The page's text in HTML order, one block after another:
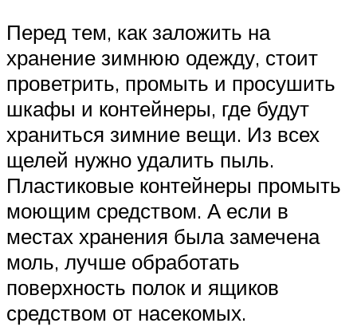
Перед тем, как заложить на
хранение зимнюю одежду, стоит
проветрить, промыть и просушить
шкафы и контейнеры, где будут
храниться зимние вещи. Из всех
щелей нужно удалить пыль.
Пластиковые контейнеры промыть
моющим средством. А если в
местах хранения была замечена
моль, лучше обработать
поверхность полок и ящиков
средством от насекомых.